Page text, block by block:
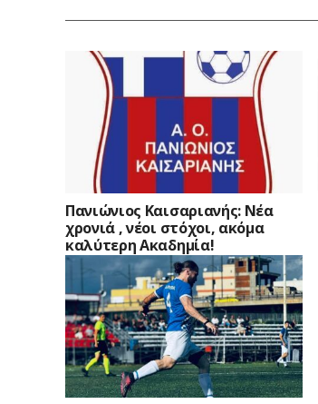
Πανιώνιος Καισαριανής: Νέα
χρονιά , νέοι στόχοι, ακόμα
καλύτερη Ακαδημία!